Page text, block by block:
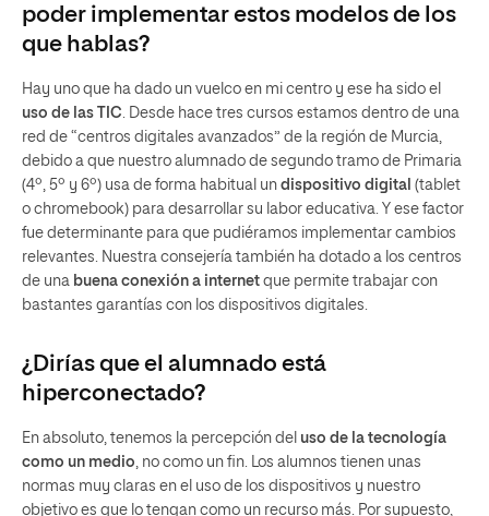
poder implementar estos modelos de los
que hablas?
Hay uno que ha dado un vuelco en mi centro y ese ha sido el
uso de las TIC. Desde hace tres cursos estamos dentro de una
red de “centros digitales avanzados” de la región de Murcia,
debido a que nuestro alumnado de segundo tramo de Primaria
(4º, 5º y 6º) usa de forma habitual un dispositivo digital (tablet
o chromebook) para desarrollar su labor educativa. Y ese factor
fue determinante para que pudiéramos implementar cambios
relevantes. Nuestra consejería también ha dotado a los centros
de una buena conexión a internet que permite trabajar con
bastantes garantías con los dispositivos digitales.
¿Dirías que el alumnado está
hiperconectado?
En absoluto, tenemos la percepción del uso de la tecnología
como un medio, no como un fin. Los alumnos tienen unas
normas muy claras en el uso de los dispositivos y nuestro
objetivo es que lo tengan como un recurso más. Por supuesto,